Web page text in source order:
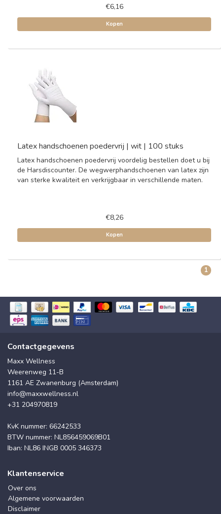
€6,16
Kopen
Latex handschoenen poedervrij | wit | 100 stuks
Latex handschoenen poedervrij voordelig bestellen doet u bij
de Harsdiscounter. De wegwerphandschoenen van latex zijn
van sterke kwaliteit en verkrijgbaar in verschillende maten.
€8,26
Kopen
1
Contactgegevens
Maxx Wellness
Weerenweg 11-B
1161 AE Zwanenburg (Amsterdam)
info@maxxwellness.nl
+31 204970819
KvK nummer: 66242533
BTW nummer: NL856459069B01
Iban: NL86 INGB 0005 346373
Klantenservice
Over ons
Algemene voorwaarden
Disclaimer